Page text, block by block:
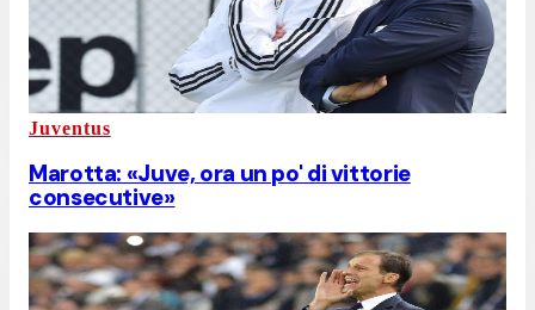
Juventus
Marotta: «Juve, ora un po' di vittorie
consecutive»